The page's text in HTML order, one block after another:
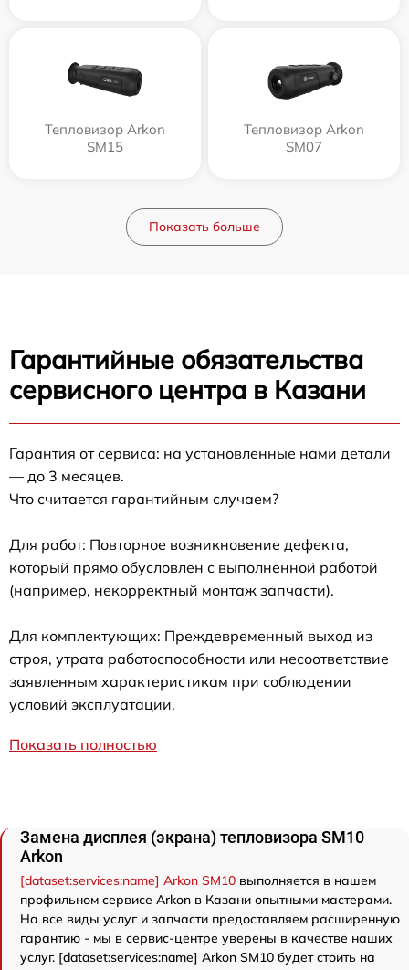
Тепловизор Arkon
SM15
Тепловизор Arkon
SM07
Показать больше
Гарантийные обязательства
сервисного центра в Казани
Гарантия от сервиса: на установленные нами детали
— до 3 месяцев.
Что считается гарантийным случаем?
Для работ: Повторное возникновение дефекта,
который прямо обусловлен с выполненной работой
(например, некорректный монтаж запчасти).
Для комплектующих: Преждевременный выход из
строя, утрата работоспособности или несоответствие
заявленным характеристикам при соблюдении
условий эксплуатации.
Показать полностью
Замена дисплея (экрана) тепловизора SM10
Arkon
[dataset:services:name] Arkon SM10 выполняется в нашем
профильном сервисе Arkon в Казани опытными мастерами.
На все виды услуг и запчасти предоставляем расширенную
гарантию - мы в сервис-центре уверены в качестве наших
услуг. [dataset:services:name] Arkon SM10 будет стоить на